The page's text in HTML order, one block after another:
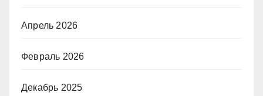
Апрель 2026
Февраль 2026
Декабрь 2025